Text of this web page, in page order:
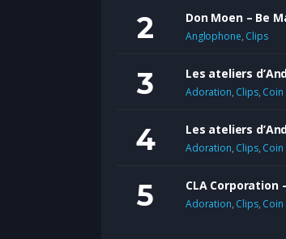
Don Moen – Be
Anglophone, Clips
Les ateliers
Adoration, Clips,
Les ateliers
Adoration, Clips,
CLA Corporation
Adoration, Clips,